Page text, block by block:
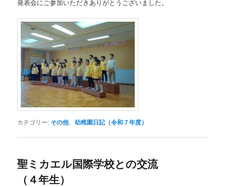
発表会にご参加いただきありがとうございました。
カテゴリー: その他、幼稚園日記（令和７年度）
聖ミカエル国際学校との交流
（４年生）